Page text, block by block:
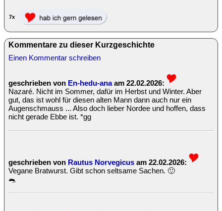
7x
Kommentare zu dieser Kurzgeschichte
Einen Kommentar schreiben
geschrieben von En-hedu-anaam 22.02.2026:
Nazaré. Nicht im Sommer, dafür im Herbst und Winter. Aber
gut, das ist wohl für diesen alten Mann dann auch nur ein
Augenschmauss ... Also doch lieber Nordee und hoffen, dass
nicht gerade Ebbe ist. *gg
geschrieben von Rautus Norvegicus am 22.02.2026:
Vegane Bratwurst. Gibt schon seltsame Sachen. 🙂
🐀